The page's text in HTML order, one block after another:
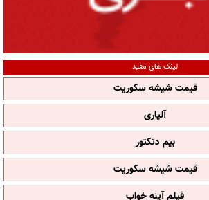
لینک های مفید
قیمت شیشه سکوریت
آلپاری
بیم دتکتور
قیمت شیشه سکوریت
فیلم آپنه خواب